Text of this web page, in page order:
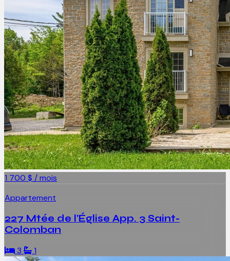
1 700 $ / mois
Appartement
227 Mtée de l'Église App. 3 Saint-
Colomban
3 1